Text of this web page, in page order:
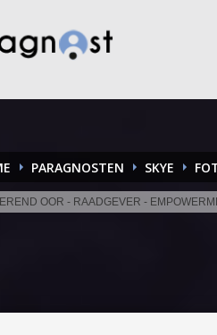
PARAGNOSTEN SKYE
OOR - RAADGEVER -